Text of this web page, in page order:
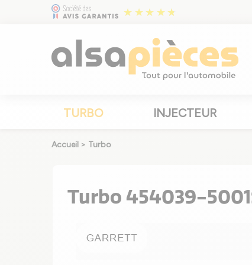
TURBO INJECTEUR
Accueil > Turbo
Turbo 454039-